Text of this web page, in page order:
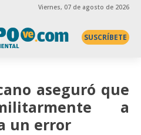
Viernes, 07 de agosto de 2026
SUSCRÍBETE
aseguró que
a
un error